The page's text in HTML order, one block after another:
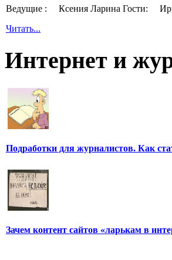
Ведущие : Ксения Ларина Гости:
Читать...
Интернет и
Подработки для журналистов. Как
Зачем контент сайтов «ларькам в